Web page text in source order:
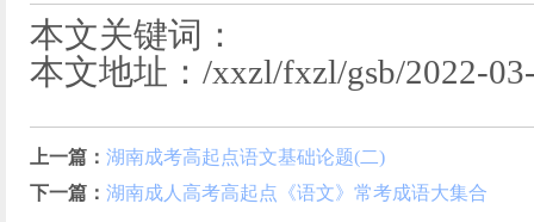
本文关键词：
本文地址：/xxzl/fxzl/gsb/2022-
上一篇： 湖南成考高起点语文基础论题(二)
下一篇： 湖南成人高考高起点《语文》常考成语大集合